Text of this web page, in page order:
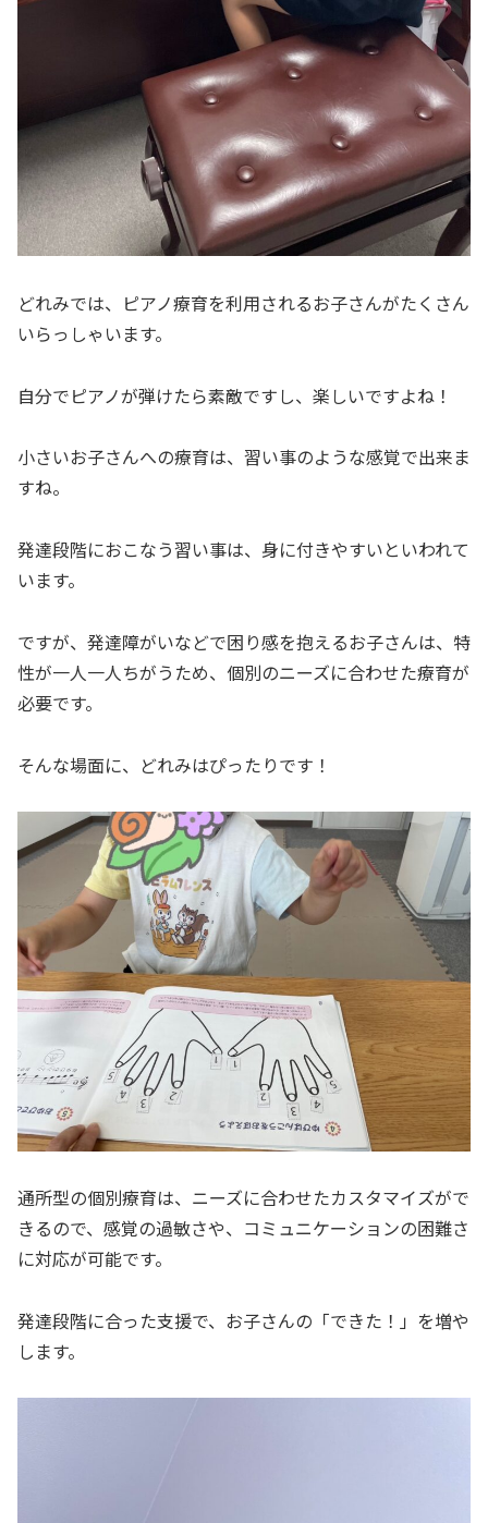
どれみでは、ピアノ療育を利用されるお子さんがたくさん
いらっしゃいます。
自分でピアノが弾けたら素敵ですし、楽しいですよね！
小さいお子さんへの療育は、習い事のような感覚で出来ま
すね。
発達段階におこなう習い事は、身に付きやすいといわれて
います。
ですが、発達障がいなどで困り感を抱えるお子さんは、特
性が一人一人ちがうため、個別のニーズに合わせた療育が
必要です。
そんな場面に、どれみはぴったりです！
通所型の個別療育は、ニーズに合わせたカスタマイズがで
きるので、感覚の過敏さや、コミュニケーションの困難さ
に対応が可能です。
発達段階に合った支援で、お子さんの「できた！」を増や
します。